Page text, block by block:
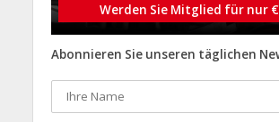
Werden Sie Mitglied für nur
Abonnieren Sie unseren täglichen